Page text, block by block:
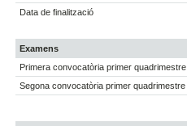
Data de finalització
Examens
Primera convocatòria primer quadrimestre
Segona convocatòria primer quadrimestre